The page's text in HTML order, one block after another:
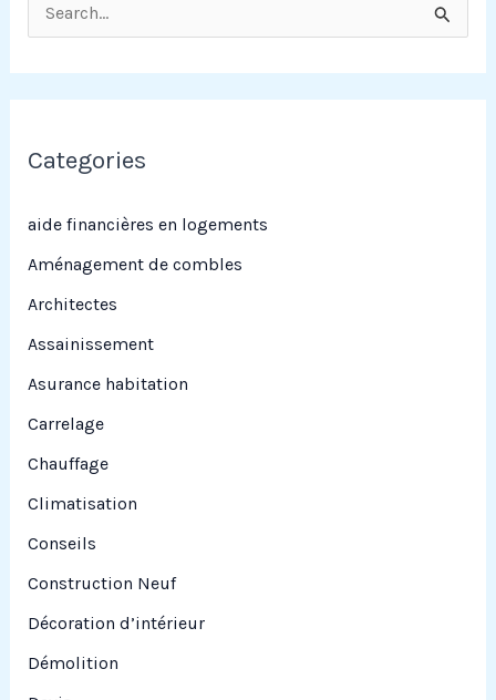
e
c
:
Categories
aide financières en logements
Aménagement de combles
Architectes
Assainissement
Asurance habitation
Carrelage
Chauffage
Climatisation
Conseils
Construction Neuf
Décoration d’intérieur
Démolition